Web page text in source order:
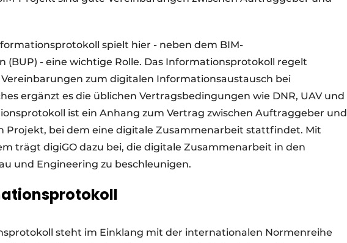
spielt hier - neben dem BIM-
(BUP) - eine wichtige Rolle. Das Informationsprotokoll regelt
zum digitalen Informationsaustausch bei
ergänzt es die üblichen Vertragsbedingungen wie DNR, UAV und
ist ein Anhang zum Vertrag zwischen Auftraggeber und
Projekt, bei dem eine digitale Zusammenarbeit stattfindet. Mit
trägt digiGO dazu bei, die digitale Zusammenarbeit in den
und Engineering zu beschleunigen.
steht im Einklang mit der internationalen Normenreihe